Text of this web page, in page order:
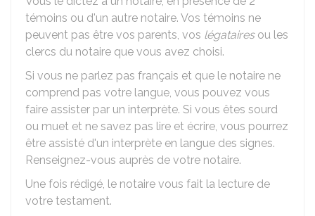
témoins ou d'un autre notaire. Vos témoins ne
peuvent pas être vos parents, vos légatairesou les
clercs du notaire que vous avez choisi.
Si vous ne parlez pas français et que le notaire ne
comprend pas votre langue, vous pouvez vous
faire assister par un interprète. Si vous êtes sourd
ou muet et ne savez pas lire et écrire, vous pourrez
être assisté d'un interprète en langue des signes.
Renseignez-vous auprès de votre notaire.
Une fois rédigé, le notaire vous fait la lecture de
votre testament.